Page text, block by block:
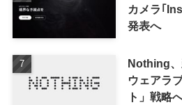
カメラ｢
発表へ
Nothing、
ウェアラ
ト」戦略